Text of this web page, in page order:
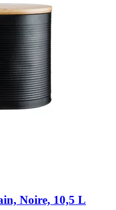
Noire, 10,5 L